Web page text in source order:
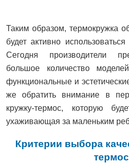
Таким образом, термокружка
будет активно
Сегодня производители
большое количество
функциональные и
же обратить внимание в
кружку-термос, которую
ухаживающая за маленьким
Критерии выбора